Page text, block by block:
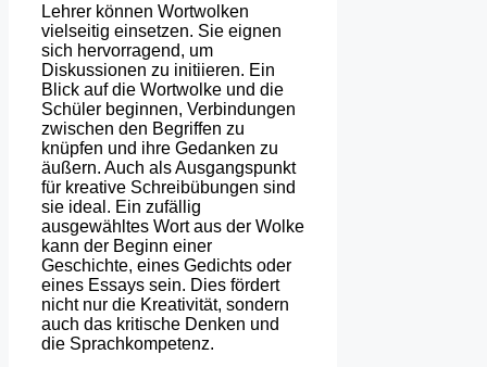
Lehrer können Wortwolken
vielseitig einsetzen. Sie eignen
sich hervorragend, um
Diskussionen zu initiieren. Ein
Blick auf die Wortwolke und die
Schüler beginnen, Verbindungen
zwischen den Begriffen zu
knüpfen und ihre Gedanken zu
äußern. Auch als Ausgangspunkt
für kreative Schreibübungen sind
sie ideal. Ein zufällig
ausgewähltes Wort aus der Wolke
kann der Beginn einer
Geschichte, eines Gedichts oder
eines Essays sein. Dies fördert
nicht nur die Kreativität, sondern
auch das kritische Denken und
die Sprachkompetenz.